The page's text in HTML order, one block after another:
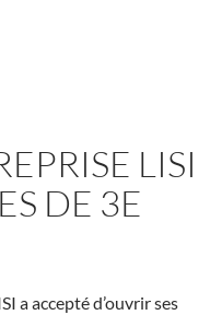
LISI
DE 3E
a accepté d’ouvrir ses